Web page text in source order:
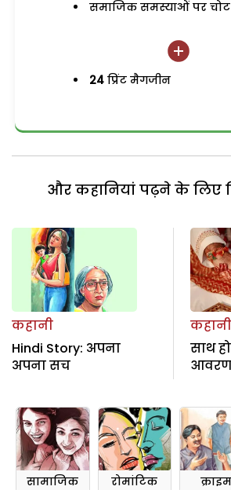
समाजिक समस्याओं पर
24 प्रिंट मैगजीन
और कहानियां पढ़ने के लिए
कहानी
Hindi Story: अपना
अपना सच
कहानी
साथ
आवरण
सामाजिक रोमांटिक क्राइम